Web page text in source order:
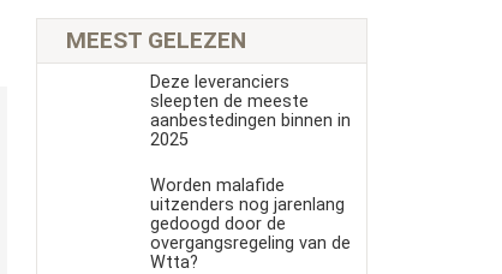
MEEST GELEZEN
Deze leveranciers
sleepten de meeste
aanbestedingen binnen in
2025
Worden malafide
uitzenders nog jarenlang
gedoogd door de
overgangsregeling van de
Wtta?